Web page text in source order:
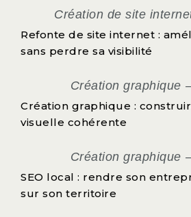
Création de site
Refonte de site internet :
sans perdre sa visibilité
Création graphique
Création graphique :
visuelle cohérente
Création graphique
SEO local : rendre son
sur son territoire